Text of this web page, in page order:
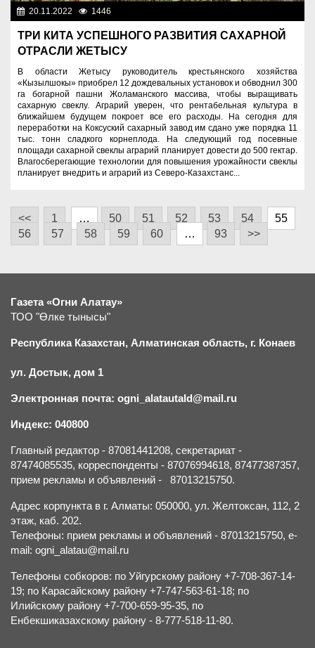
20.11.2022 1446
ТРИ КИТА УСПЕШНОГО РАЗВИТИЯ САХАРНОЙ
ОТРАСЛИ ЖЕТЫСУ
В области Жетысу руководитель крестьянского хозяйства
«Кызылшокы» приобрел 12 дождевальных установок и обводнил 300
га богарной пашни Жоламанского массива, чтобы выращивать
сахарную свеклу. Аграрий уверен, что рентабельная культура в
ближайшем будущем покроет все его расходы. На сегодня для
переработки на Коксуский сахарный завод им сдано уже порядка 11
тыс. тонн сладкого корнеплода. На следующий год посевные
площади сахарной свеклы аграрий планирует довести до 500 гектар.
Влагосберегающие технологии для повышения урожайности свеклы
планирует внедрить и аграрий из Северо-Казахстанс...
<< 1 … 50 51 52 53 54
55
56
57 58 59 60 … 93 >>
Газета «Огни Алатау»
ТОО "Өлке тынысы"
Республика Казахстан, Алматинская область, г. Конаев
ул. Достык, дом 1
Электронная почта: ogni_alatautald@mail.ru
Индекс: 040800
Главный редактор - 87081441208, секретариат -
87474085535, корреспонденты - 87076994618, 87477387357,
прием рекламы и объявлений - 87013215750.
Адрес корпункта в г. Алматы: 050000, ул. Желтоксан, 112, 2
этаж, каб. 202.
Телефоны: прием рекламы и объявлений - 87013215750, e-
mail: ogni_alatau@mail.ru
Телефоны собкоров: по Уйгурскому району +7-708-367-14-
19; по Карасайскому району +7-747-563-61-18; по
Илийскому району +7-700-659-95-35, по
Енбекшиказахскому району - 8-777-518-11-80.